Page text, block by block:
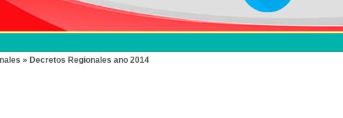
» Decretos Regionales ano 2014